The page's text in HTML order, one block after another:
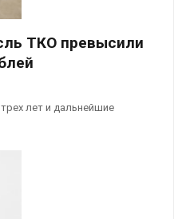
ТКО превысили
лет и дальнейшие